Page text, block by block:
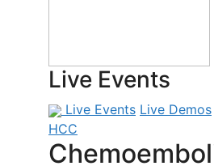
Live Events
Live Events Live Demos
HCC